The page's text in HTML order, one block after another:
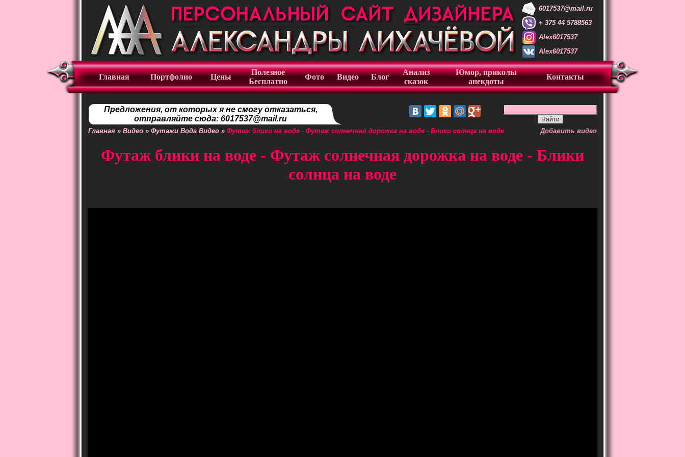
6017537@mail.ru
+ 375 44 5788563
Alex6017537
Alex6017537
Главная Портфолио Цены
Полезное
Бесплатно
Фото Видео Блог
Анализ
сказок
Юмор, приколы
анекдоты
Контакты
Предложения, от которых я не смогу отказаться,
отправляйте сюда: 6017537@mail.ru
Главная » Видео » Футажи Вода Видео » Футаж блики на воде - Футаж солнечная дорожка на воде - Блики солнца на воде Добавить видео
Футаж блики на воде - Футаж солнечная дорожка на воде - Блики
солнца на воде